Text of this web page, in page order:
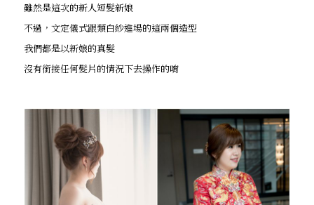
雖然是這次的新人短髮新娘
不過，文定儀式跟類白紗進場的這兩個造型
我們都是以新娘的真髮
沒有銜接任何髮片的情況下去操作的唷